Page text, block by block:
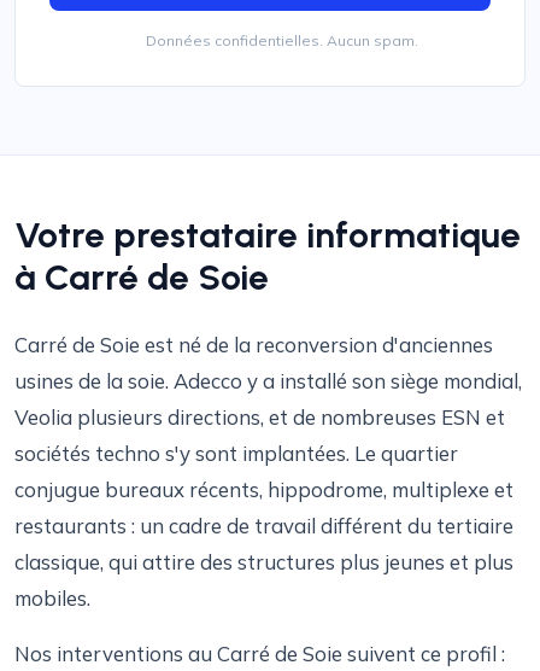
Données confidentielles. Aucun spam.
Votre prestataire informatique
à Carré de Soie
Carré de Soie est né de la reconversion d'anciennes
usines de la soie. Adecco y a installé son siège mondial,
Veolia plusieurs directions, et de nombreuses ESN et
sociétés techno s'y sont implantées. Le quartier
conjugue bureaux récents, hippodrome, multiplexe et
restaurants : un cadre de travail différent du tertiaire
classique, qui attire des structures plus jeunes et plus
mobiles.
Nos interventions au Carré de Soie suivent ce profil :